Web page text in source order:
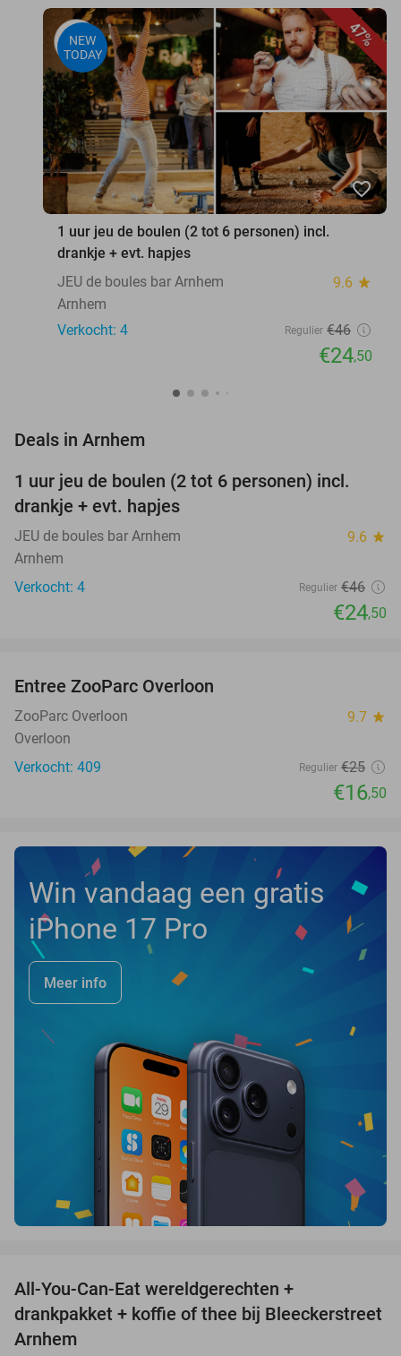
47%
NEW
TODAY
favorite_border
1 uur jeu de boulen (2 tot 6 personen) incl.
drankje + evt. hapjes
JEU de boules bar Arnhem
9.6 star
Arnhem
Verkocht: 4
Regulier €46
€24,50
Deals in Arnhem
47%
NEW
TODAY
1 uur jeu de boulen (2 tot 6 personen) incl.
drankje + evt. hapjes
JEU de boules bar Arnhem 9.6 star
Arnhem
Verkocht: 4
Regulier €46
€24,50
TODAY
Entree ZooParc Overloon
ZooParc Overloon 9.7 star
Overloon
Verkocht: 409
Regulier €25
€16,50
Win vandaag een gratis
iPhone 17 Pro
Meer info
All-You-Can-Eat wereldgerechten +
drankpakket + koffie of thee bij Bleeckerstreet
Arnhem